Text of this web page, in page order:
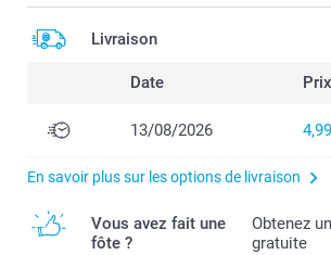
Livraison
Date Prix
13/08/2026 4,99
En savoir plus sur les options de livraison
Vous avez fait une
fôte ?
Obtenez
gratuite